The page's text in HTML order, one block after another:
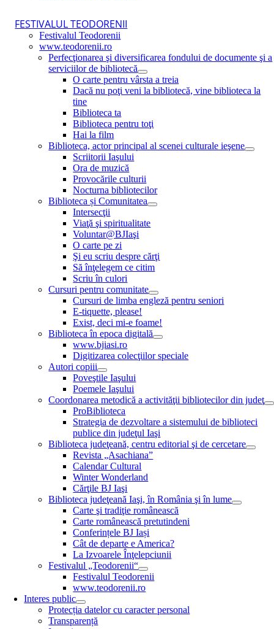
FESTIVALUL TEODORENII
Festivalul Teodorenii
www.teodorenii.ro
Perfecţionarea şi diversificarea fondului de documente şi a
serviciilor de bibliotecă
O carte pentru vârsta a treia
Dacă nu poţi veni la bibliotecă, vine biblioteca la
tine
Biblioteca ta
Biblioteca pentru toţi
Hai la film
Biblioteca, actor principal al scenei culturale ieşene
Scriitorii Iaşului
Ora de muzică
Provocările culturii
Nocturna bibliotecilor
Biblioteca și Comunitatea
Intersecţii
Viaţă şi spiritualitate
Voluntar@BJIaşi
O carte pe zi
Şi eu scriu despre cărţi
Să înţelegem ce citim
Scriu în culori
Cursuri pentru comunitate
Cursuri de limba engleză pentru seniori
E-tiquette, please!
Exist, deci mi-e foame!
Biblioteca în epoca digitală
www.bjiasi.ro
Digitizarea colecţiilor speciale
Autori copiii
Poveştile Iaşului
Poemele Iaşului
Coordonarea metodică a activităţii bibliotecilor din judeţ
ProBiblioteca
Strategia de dezvoltare a sistemului de biblioteci
publice din judeţul Iaşi
Biblioteca judeţeană, centru editorial şi de cercetare
Revista „Asachiana”
Calendar Cultural
Winter Wonderland
Cărţile BJ Iaşi
Biblioteca judeţeană Iaşi, în România şi în lume
Carte şi tradiţie românească
Carte românească pretutindeni
Conferințele BJ Iași
Cât de departe e America?
La Izvoarele Înţelepciunii
Festivalul „Teodorenii“
Festivalul Teodorenii
www.teodorenii.ro
Interes public
Protecția datelor cu caracter personal
Transparență